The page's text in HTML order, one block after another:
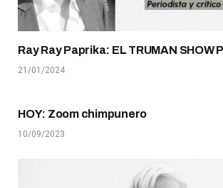
Ray Ray Paprika: EL TRUMAN SHOW
21/01/2024
HOY: Zoom chimpunero
10/09/2023